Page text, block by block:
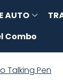
AUTO
Combo
Talking Pen